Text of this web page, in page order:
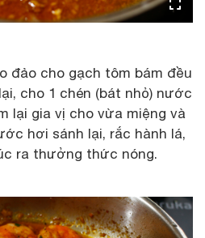
đảo cho gạch tôm bám đều
cho 1 chén (bát nhỏ) nước
lại gia vị cho vừa miệng và
hơi sánh lại, rắc hành lá,
ra thưởng thức nóng.